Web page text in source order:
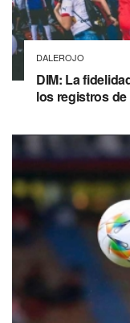
DALEROJO
DIM: La
los registros